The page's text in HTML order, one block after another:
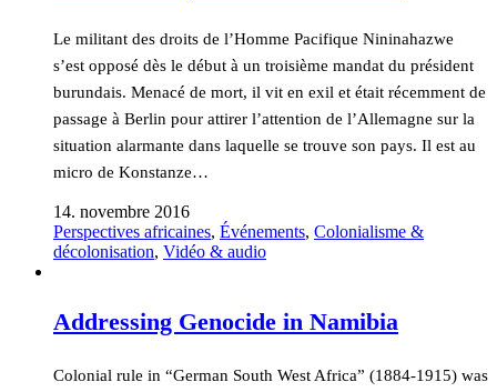
Le militant des droits de l’Homme Pacifique Nininahazwe
s’est opposé dès le début à un troisième mandat du président
burundais. Menacé de mort, il vit en exil et était récemment de
passage à Berlin pour attirer l’attention de l’Allemagne sur la
situation alarmante dans laquelle se trouve son pays. Il est au
micro de Konstanze…
14. novembre 2016
Perspectives africaines, Événements, Colonialisme &
décolonisation, Vidéo & audio
Addressing Genocide in Namibia
Colonial rule in “German South West Africa” (1884-1915) was